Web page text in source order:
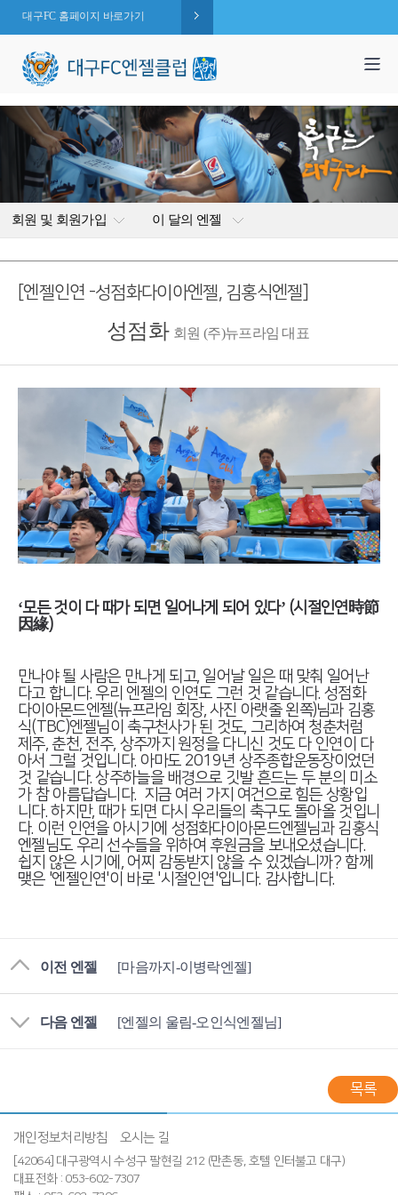
대구FC 홈페이지 바로가기
회원 및 회원가입 이 달의 엔젤
[엔젤인연 -성점화다이아엔젤, 김홍식엔젤]
성점화 회원 (주)뉴프라임 대표
‘모든 것이 다 때가 되면 일어나게 되어 있다’ (시절인연時節
因緣)
만나야 될 사람은 만나게 되고, 일어날 일은 때 맞춰 일어난
다고 합니다. 우리 엔젤의 인연도 그런 것 같습니다. 성점화
다이아몬드엔젤(뉴프라임 회장, 사진 아랫줄 왼쪽)님과 김홍
식(TBC)엔젤님이 축구천사가 된 것도, 그리하여 청춘처럼
제주, 춘천, 전주, 상주까지 원정을 다니신 것도 다 인연이 다
아서 그럴 것입니다. 아마도 2019년 상주종합운동장이었던
것 같습니다. 상주하늘을 배경으로 깃발 흔드는 두 분의 미소
가 참 아름답습니다. 지금 여러 가지 여건으로 힘든 상황입
니다. 하지만, 때가 되면 다시 우리들의 축구도 돌아올 것입니
다. 이런 인연을 아시기에 성점화다이아몬드엔젤님과 김홍식
엔젤님도 우리 선수들을 위하여 후원금을 보내오셨습니다.
쉽지 않은 시기에, 어찌 감동받지 않을 수 있겠습니까? 함께
맺은 '엔젤인연'이 바로 '시절인연'입니다. 감사합니다.
이전 엔젤 [마음까지-이병락엔젤]
다음 엔젤 [엔젤의 울림-오인식엔젤님]
목록
개인정보처리방침 오시는 길
[42064] 대구광역시 수성구 팔현길 212 (만촌동, 호텔 인터불고 대구)
대표전화 : 053-602-7307